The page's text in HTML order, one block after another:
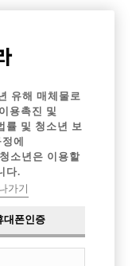
정보
티 광고안내
유해 매체물로
용촉진 및
률 및 청소년 보
에
소년은 이용할
다.
가기
대폰인증
체불사업주
유흥주점만을 다루고 있